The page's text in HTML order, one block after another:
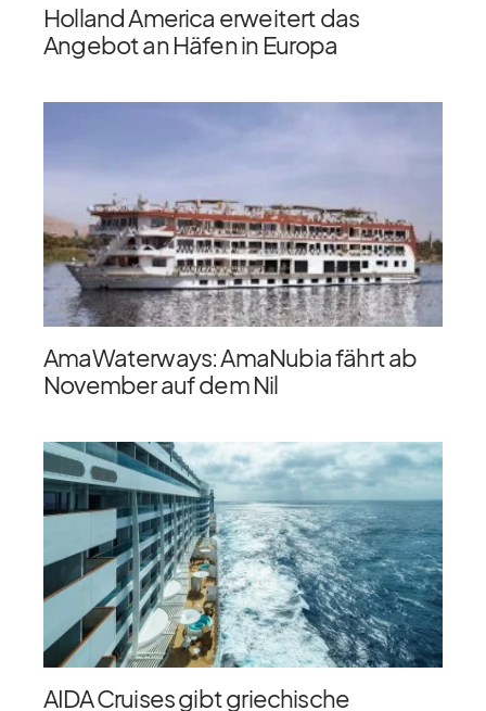
Holland America erweitert das
Angebot an Häfen in Europa
AmaWaterways: AmaNubia fährt ab
November auf dem Nil
AIDA Cruises gibt griechische